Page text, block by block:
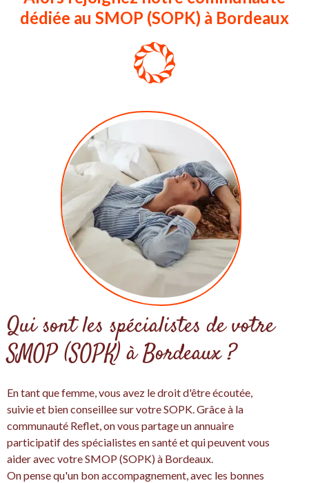
dédiée au SMOP (SOPK) à Bordeaux
Qui sont les spécialistes de votre
SMOP (SOPK) à Bordeaux ?
En tant que femme, vous avez le droit d'être écoutée,
suivie et bien conseillee sur votre SOPK. Grâce à la
communauté Reflet, on vous partage un annuaire
participatif des spécialistes en santé et qui peuvent vous
aider avec votre SMOP (SOPK) à Bordeaux.
On pense qu'un bon accompagnement, avec les bonnes